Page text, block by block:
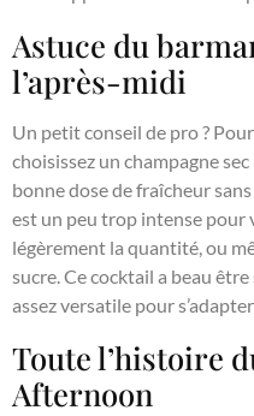
Astuce du
l’après-midi
Un petit conseil de pro ?
choisissez un champagne
bonne dose de fraîcheur
est un peu trop intense pour
légèrement la quantité, ou
sucre. Ce cocktail a beau
assez versatile pour
Toute l’histoire
Afternoon